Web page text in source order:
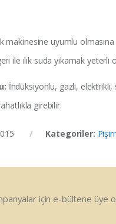
makinesine uyumlu
ile ılık suda yıkamak yeterli
İndüksiyonlu, gazlı,
girebilir.
Kategoriler:
için e-bültene üye